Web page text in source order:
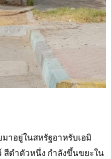
าอยู่ในสหรัฐอาหรับเอมิ
สีดำตัวหนึ่ง กำลังขึ้นขยะใน